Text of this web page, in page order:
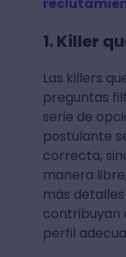
1. Killer
Las killers
preguntas
serie de
postulante
correcta,
manera
más
contribuyan
perfil